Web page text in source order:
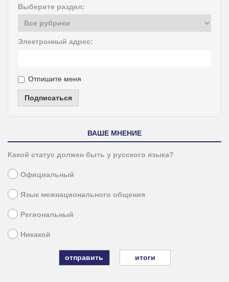
Выберите раздел:
Электронный адрес:
Отпишите меня
Подписаться
ВАШЕ МНЕНИЕ
Какой статус должен быть у русского языка?
Официальный
Язык межнационального общения
Региональный
Никакой
итоги